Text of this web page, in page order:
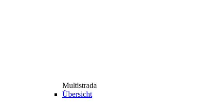
Multistrada
Übersicht